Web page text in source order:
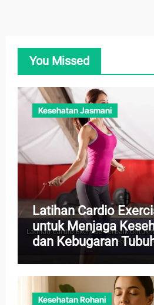
You Missed
Kesehatan Jasmani
Latihan Cardio
untuk Menjaga
dan Kebugaran
Kesehatan Rohani